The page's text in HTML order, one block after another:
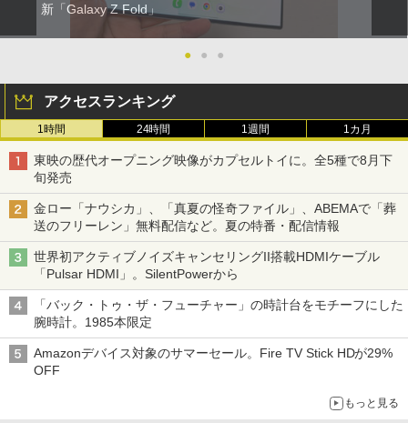
新「Galaxy Z Fold」
● ● ●
アクセスランキング
1時間 24時間 1週間 1カ月
東映の歴代オープニング映像がカプセルトイに。全5種で8月下
旬発売
金ロー「ナウシカ」、「真夏の怪奇ファイル」、ABEMAで「葬
送のフリーレン」無料配信など。夏の特番・配信情報
世界初アクティブノイズキャンセリングII搭載HDMIケーブル
「Pulsar HDMI」。SilentPowerから
「バック・トゥ・ザ・フューチャー」の時計台をモチーフにした
腕時計。1985本限定
Amazonデバイス対象のサマーセール。Fire TV Stick HDが29%
OFF
もっと見る